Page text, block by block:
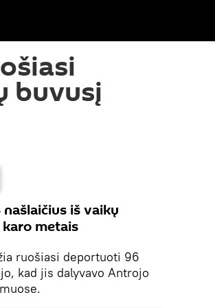
buvusį
iš vaikų
metais
ruošiasi deportuoti 96
kad jis dalyvavo Antrojo